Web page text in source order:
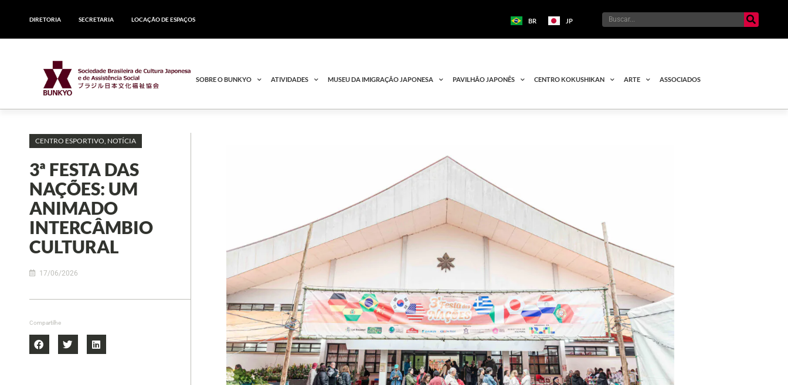
DIRETORIA SECRETARIA LOCAÇÃO DE ESPAÇOS BR JP
SOBRE O BUNKYO ATIVIDADES MUSEU DA IMIGRAÇÃO JAPONESA PAVILHÃO JAPONÊS CENTRO KOKUSHIKAN ARTE ASSOCIADOS
CENTRO ESPORTIVO, NOTÍCIA
3ª FESTA DAS
NAÇÕES: UM
ANIMADO
INTERCÂMBIO
CULTURAL
17/06/2026
Compartilhe